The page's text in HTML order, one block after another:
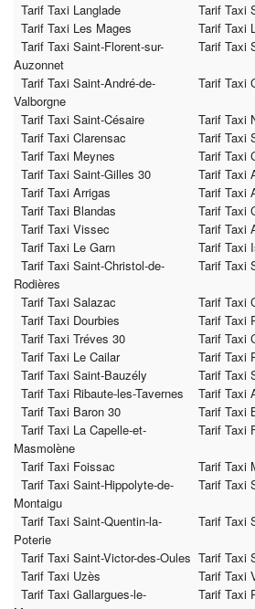
Tarif Taxi Langlade
Tarif Taxi
Tarif Taxi Les Mages
Tarif Taxi
Tarif Taxi Saint-Florent-sur-
Auzonnet
Tarif Taxi
Tarif Taxi Saint-André-de-
Valborgne
Tarif Taxi
Tarif Taxi Saint-Césaire
Tarif Taxi
Tarif Taxi Clarensac
Tarif Taxi
Tarif Taxi Meynes
Tarif Taxi
Tarif Taxi Saint-Gilles 30
Tarif Taxi
Tarif Taxi Arrigas
Tarif Taxi
Tarif Taxi Blandas
Tarif Taxi
Tarif Taxi Vissec
Tarif Taxi
Tarif Taxi Le Garn
Tarif Taxi
Tarif Taxi Saint-Christol-de-
Rodières
Tarif Taxi
Tarif Taxi Salazac
Tarif Taxi
Tarif Taxi Dourbies
Tarif Taxi
Tarif Taxi Tréves 30
Tarif Taxi
Tarif Taxi Le Cailar
Tarif Taxi
Tarif Taxi Saint-Bauzély
Tarif Taxi
Tarif Taxi Ribaute-les-Tavernes
Tarif Taxi
Tarif Taxi Baron 30
Tarif Taxi
Tarif Taxi La Capelle-et-
Masmolène
Tarif Taxi
Tarif Taxi Foissac
Tarif Taxi
Tarif Taxi Saint-Hippolyte-de-
Montaigu
Tarif Taxi
Tarif Taxi Saint-Quentin-la-
Poterie
Tarif Taxi
Tarif Taxi Saint-Victor-des-Oules Tarif Taxi
Tarif Taxi Uzès
Tarif Taxi
Tarif Taxi Gallargues-le-
Tarif Taxi